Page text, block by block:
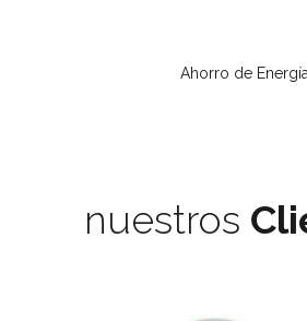
Ahorro de Energía
nuestros